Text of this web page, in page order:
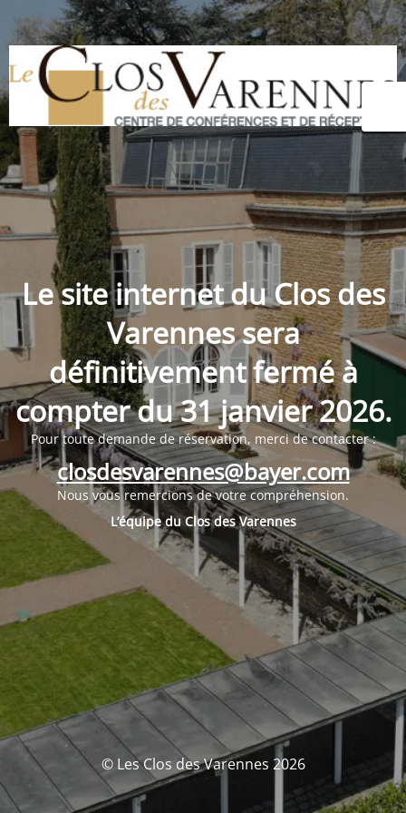
Le site internet duClos des
Varennessera
définitivement fermé à
compter du31 janvier 2026.
Pour toute demande de réservation, merci de contacter :
closdesvarennes@bayer.com
Nous vous remercions de votre compréhension.
L’équipe du Clos des Varennes
© Les Clos des Varennes 2026